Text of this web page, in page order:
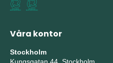
Våra kontor
Stockholm